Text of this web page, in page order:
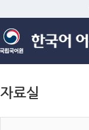
자료실